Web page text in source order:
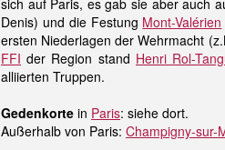
sich auf Paris, es gab sie aber auch
Denis) und die Festung Mont-Valérien
ersten Niederlagen der Wehrmacht
FFI der Region stand Henri Rol-
alliierten Truppen.
Gedenkorte in Paris: siehe dort.
Außerhalb von Paris: Champigny-sur-